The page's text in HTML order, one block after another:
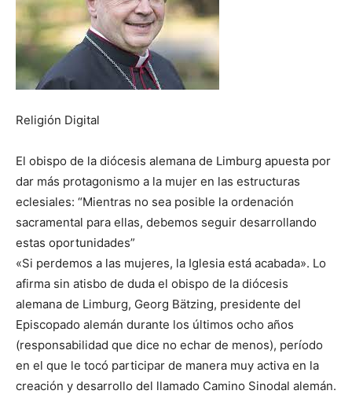
Religión Digital
El obispo de la diócesis alemana de Limburg apuesta por
dar más protagonismo a la mujer en las estructuras
eclesiales: “Mientras no sea posible la ordenación
sacramental para ellas, debemos seguir desarrollando
estas oportunidades”
«Si perdemos a las mujeres, la Iglesia está acabada». Lo
afirma sin atisbo de duda el obispo de la diócesis
alemana de Limburg, Georg Bätzing, presidente del
Episcopado alemán durante los últimos ocho años
(responsabilidad que dice no echar de menos), período
en el que le tocó participar de manera muy activa en la
creación y desarrollo del llamado Camino Sinodal alemán.